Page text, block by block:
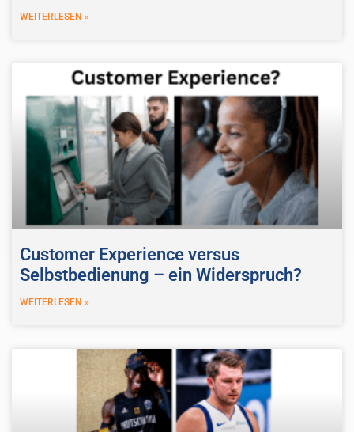
WEITERLESEN »
Customer Experience versus
Selbstbedienung – ein Widerspruch?
WEITERLESEN »